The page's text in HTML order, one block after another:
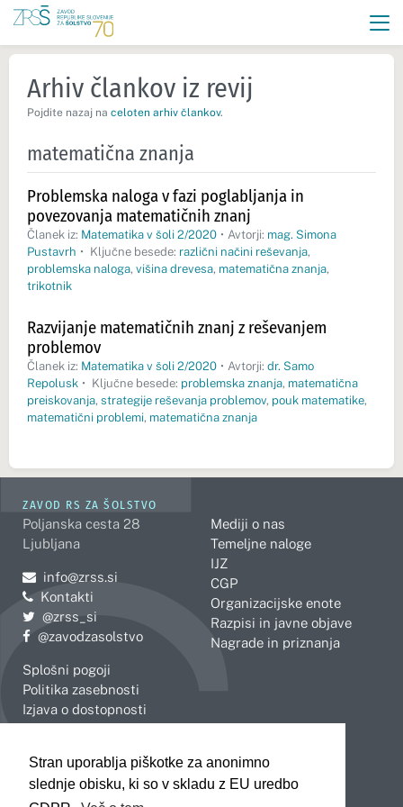
Stran uporablja piškotke za anonimno
slednje obisku, ki so v skladu z EU uredbo
Arhiv člankov iz revij
Pojdite nazaj na celoten arhiv člankov.
matematična znanja
Problemska naloga v fazi poglabljanja in
povezovanja matematičnih znanj
Članek iz: Matematika v šoli 2/2020 • Avtorji: mag. Simona
Pustavrh • Ključne besede: različni načini reševanja,
problemska naloga, višina drevesa, matematična znanja,
trikotnik
Razvijanje matematičnih znanj z reševanjem
problemov
Članek iz: Matematika v šoli 2/2020 • Avtorji: dr. Samo
Repolusk • Ključne besede: problemska znanja, matematična
preiskovanja, strategije reševanja problemov, pouk matematike,
matematični problemi, matematična znanja
ZAVOD RS ZA ŠOLSTVO
Poljanska cesta 28
Ljubljana
Pošljite e-mail na
info@zrss.si
Kontakti
Pojdite na Twitter:
@zrss_si
Pojdite na Facebook:
@zavodzasolstvo
Splošni pogoji
Politika zasebnosti
Izjava o dostopnosti
Mediji o nas
Temeljne naloge
IJZ
CGP
Organizacijske enote
Razpisi in javne objave
Nagrade in priznanja
Celje
Koper
Novo mesto
Slovenj Gradec